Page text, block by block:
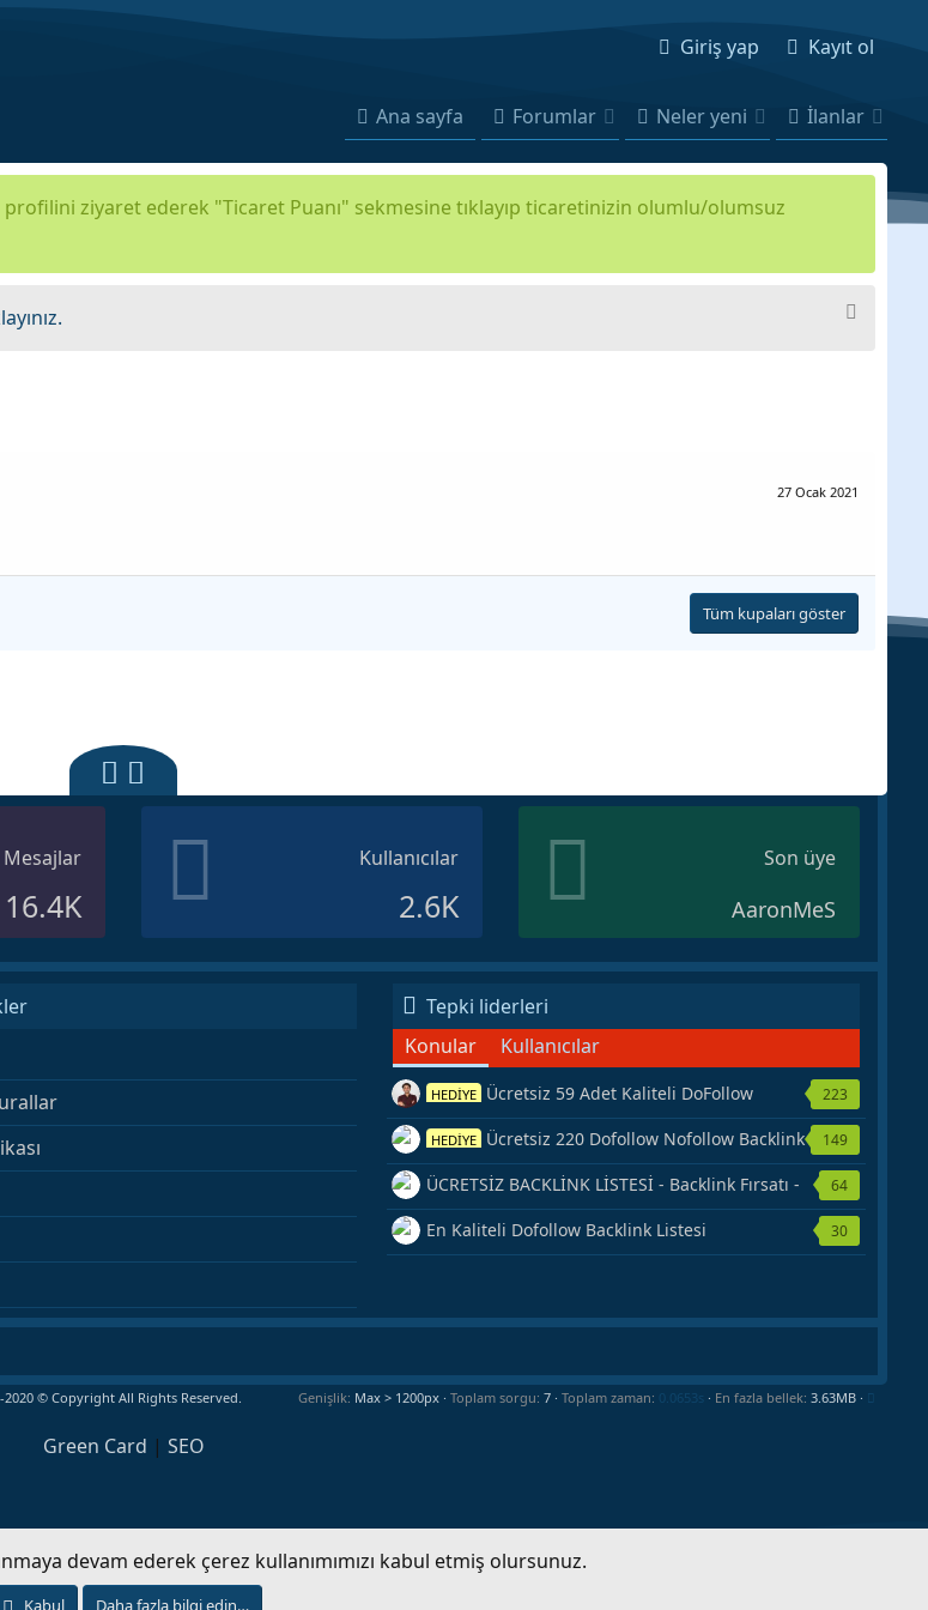
Giriş yap Kayıt ol
Ana sayfa Forumlar Neler yeni İlanlar
ziyaret ederek "Ticaret Puanı" sekmesine tıklayıp ticaretinizin olumlu/olumsuz
27 Ocak 2021
Tüm kupaları göster
Mesajlar
16.4K
Kullanıcılar
2.6K
Son üye
AaronMeS
Tepki liderleri
Konular
Kullanıcılar
HEDİYE Ücretsiz 59 Adet Kaliteli DoFollow
Backlink Kaynağı Veriyorum.
223
HEDİYE Ücretsiz 220 Dofollow Nofollow Backlink
Veriyorum
149
ÜCRETSİZ BACKLİNK LİSTESİ - Backlink Fırsatı -
Hemen Yetiş!
64
En Kaliteli Dofollow Backlink Listesi 30
© Copyright All Rights Reserved. Genişlik Toplam sorgu 7 Toplam zaman 0.0653s En fazla bellek 3.63MB
Green Card | SEO
devam ederek çerez kullanımımızı kabul etmiş olursunuz.
Kabul Daha fazla bilgi edin…